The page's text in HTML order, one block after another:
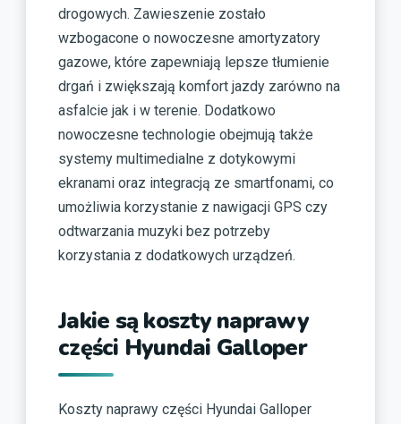
drogowych. Zawieszenie zostało
wzbogacone o nowoczesne amortyzatory
gazowe, które zapewniają lepsze tłumienie
drgań i zwiększają komfort jazdy zarówno na
asfalcie jak i w terenie. Dodatkowo
nowoczesne technologie obejmują także
systemy multimedialne z dotykowymi
ekranami oraz integracją ze smartfonami, co
umożliwia korzystanie z nawigacji GPS czy
odtwarzania muzyki bez potrzeby
korzystania z dodatkowych urządzeń.
Jakie są koszty naprawy
części Hyundai Galloper
Koszty naprawy części Hyundai Galloper